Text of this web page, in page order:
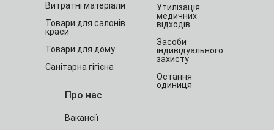
Витратні матеріали
Товари для салонів
краси
Товари для дому
Санітарна гігієна
Утилізація
медичних
відходів
Засоби
індивідуального
захисту
Остання
одиниця
Про нас
Вакансії